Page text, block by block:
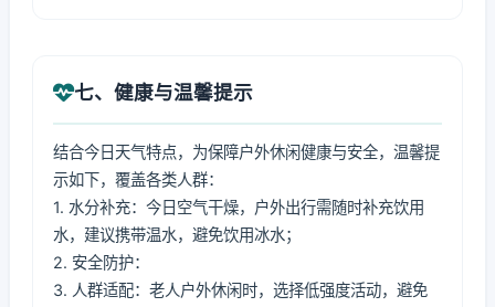
七、健康与温馨提示
结合今日天气特点，为保障户外休闲健康与安全，温馨提
示如下，覆盖各类人群：
1. 水分补充：今日空气干燥，户外出行需随时补充饮用
水，建议携带温水，避免饮用冰水；
2. 安全防护：
3. 人群适配：老人户外休闲时，选择低强度活动，避免